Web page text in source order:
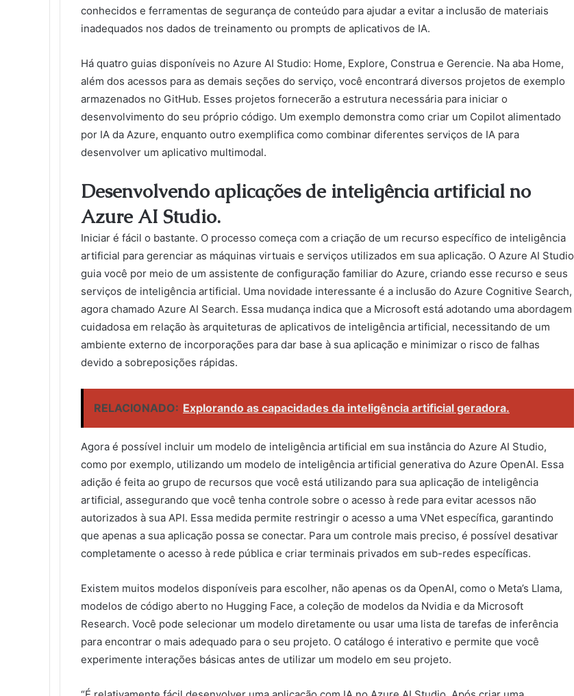
conhecidos e ferramentas de segurança de conteúdo para ajudar a evitar a inclusão de materiais
inadequados nos dados de treinamento ou prompts de aplicativos de IA.
Há quatro guias disponíveis no Azure AI Studio: Home, Explore, Construa e Gerencie. Na aba Home,
além dos acessos para as demais seções do serviço, você encontrará diversos projetos de exemplo
armazenados no GitHub. Esses projetos fornecerão a estrutura necessária para iniciar o
desenvolvimento do seu próprio código. Um exemplo demonstra como criar um Copilot alimentado
por IA da Azure, enquanto outro exemplifica como combinar diferentes serviços de IA para
desenvolver um aplicativo multimodal.
Desenvolvendo aplicações de inteligência artificial no
Azure AI Studio.
Iniciar é fácil o bastante. O processo começa com a criação de um recurso específico de inteligência
artificial para gerenciar as máquinas virtuais e serviços utilizados em sua aplicação. O Azure AI Studio
guia você por meio de um assistente de configuração familiar do Azure, criando esse recurso e seus
serviços de inteligência artificial. Uma novidade interessante é a inclusão do Azure Cognitive Search,
agora chamado Azure AI Search. Essa mudança indica que a Microsoft está adotando uma abordagem
cuidadosa em relação às arquiteturas de aplicativos de inteligência artificial, necessitando de um
ambiente externo de incorporações para dar base à sua aplicação e minimizar o risco de falhas
devido a sobreposições rápidas.
RELACIONADO: Explorando as capacidades da inteligência artificial geradora.
Agora é possível incluir um modelo de inteligência artificial em sua instância do Azure AI Studio,
como por exemplo, utilizando um modelo de inteligência artificial generativa do Azure OpenAI. Essa
adição é feita ao grupo de recursos que você está utilizando para sua aplicação de inteligência
artificial, assegurando que você tenha controle sobre o acesso à rede para evitar acessos não
autorizados à sua API. Essa medida permite restringir o acesso a uma VNet específica, garantindo
que apenas a sua aplicação possa se conectar. Para um controle mais preciso, é possível desativar
completamente o acesso à rede pública e criar terminais privados em sub-redes específicas.
Existem muitos modelos disponíveis para escolher, não apenas os da OpenAI, como o Meta’s Llama,
modelos de código aberto no Hugging Face, a coleção de modelos da Nvidia e da Microsoft
Research. Você pode selecionar um modelo diretamente ou usar uma lista de tarefas de inferência
para encontrar o mais adequado para o seu projeto. O catálogo é interativo e permite que você
experimente interações básicas antes de utilizar um modelo em seu projeto.